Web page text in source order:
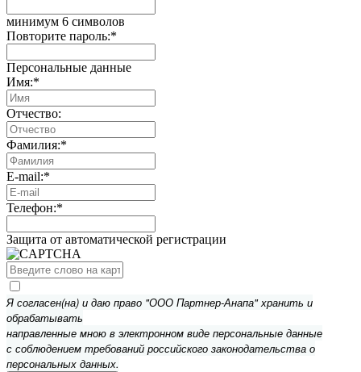
минимум 6 символов
Повторите пароль:*
Персональные данные
Имя:*
Отчество:
Фамилия:*
E-mail:*
Телефон:*
Защита от автоматической регистрации
Я согласен(на) и даю право "ООО Партнер-Анапа" хранить и
обрабатывать
направленные мною в электронном виде персональные данные
с соблюдением требований российского законодательства о
персональных данных.